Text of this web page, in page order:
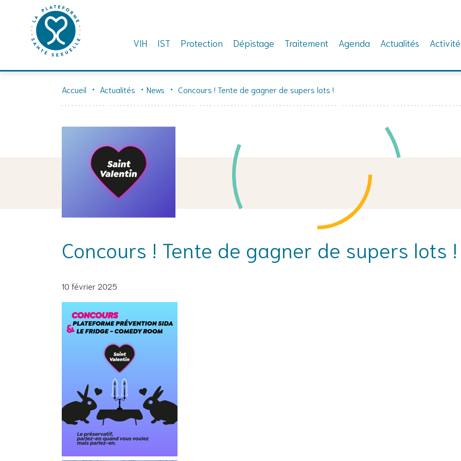
Skip
VIH IST Protection Dépistage Traitement Agenda Actualités
Accueil Actualités News Concours ! Tente de gagner de supers lots !
Concours ! Tente de gagner de supers lots !
10 février 2025